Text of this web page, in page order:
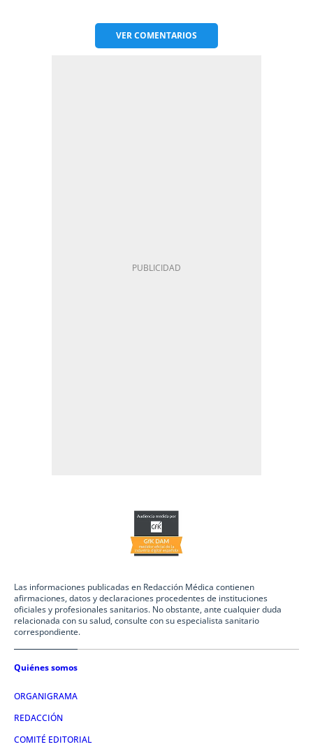
VERCOMENTARIOS
Las informaciones publicadas en Redacción Médica contienen
afirmaciones, datos y declaraciones procedentes de instituciones
oficiales y profesionales sanitarios. No obstante, ante cualquier duda
relacionada con su salud, consulte con su especialista sanitario
correspondiente.
Quiénes somos
ORGANIGRAMA
REDACCIÓN
COMITÉ EDITORIAL